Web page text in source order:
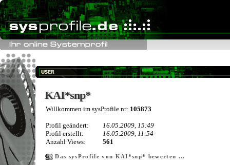
KAI*snp*
KAI*snp*
Willkommen im sysProfile nr: 105873
Profil geändert:
16.05.2009, 15:49
Profil erstellt:
16.05.2009, 11:54
Anzahl Views:
561
Das sysProfile von KAI*snp* bewerten ...